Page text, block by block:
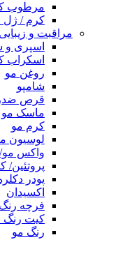
مرطوب
کرم /
مراقبت و
اسپری
اسکراب
روغن مو
شامپو
قرص
ماسک مو
کرم مو
لوسیون
واکس
پروتئین/
پودر
اکسیدان
فرچه
کیت رنگ
رنگ مو